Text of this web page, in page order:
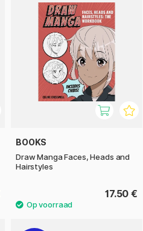
BOOKS
Draw Manga Faces, Heads and
Hairstyles
17.50 €